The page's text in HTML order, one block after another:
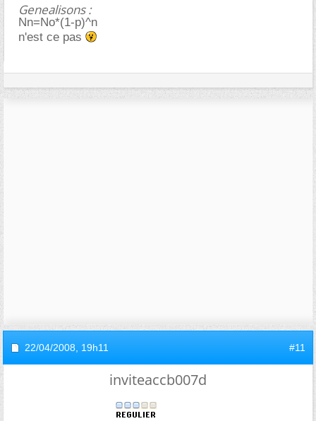
Genealisons :
Nn=No*(1-p)^n
n'est ce pas
22/04/2008, 19h11 #11
inviteaccb007d